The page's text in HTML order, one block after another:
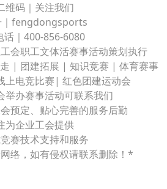
维码｜关注我们
｜fengdongsports
话｜400-856-6080
会职工文体活赛事活动策划执行
| 团建拓展 | 知识竞赛 | 体育赛事
上电竞比赛| 红色团建运动会
举办赛事活动可联系我们
预定、贴心完善的服务后勤
为企业工会提供
赛技术支持和服务
络，如有侵权请联系删除！*